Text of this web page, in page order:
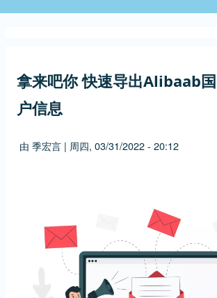
拿来吧你 快速导出Alibaab
户信息
由 季宏言 | 周四, 03/31/2022 - 20:12